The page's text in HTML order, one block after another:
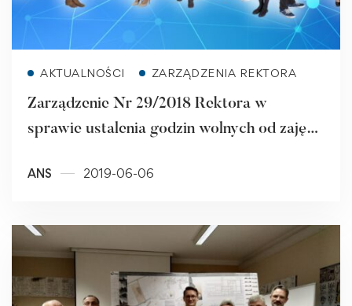
AKTUALNOŚCI ZARZĄDZENIA REKTORA
Zarządzenie Nr 29/2018 Rektora w
sprawie ustalenia godzin wolnych od zajęć
ANS 2019-06-06